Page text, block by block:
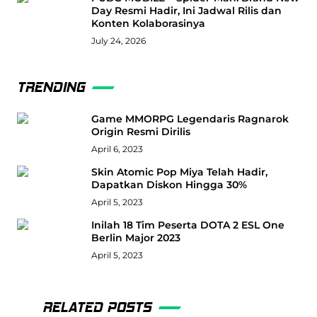
Day Resmi Hadir, Ini Jadwal Rilis dan
Konten Kolaborasinya
July 24, 2026
TRENDING
Game MMORPG Legendaris Ragnarok
Origin Resmi Dirilis
April 6, 2023
Skin Atomic Pop Miya Telah Hadir,
Dapatkan Diskon Hingga 30%
April 5, 2023
Inilah 18 Tim Peserta DOTA 2 ESL One
Berlin Major 2023
April 5, 2023
RELATED POSTS